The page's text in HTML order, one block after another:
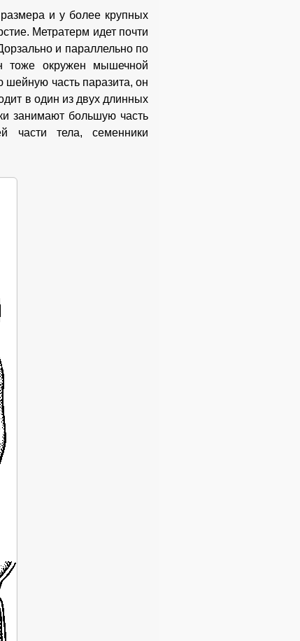
и у более крупных
Метратерм идет почти
и параллельно по
тоже окружен мышечной
шейную часть паразита, он
в один из двух длинных
занимают большую часть
части тела, семенники